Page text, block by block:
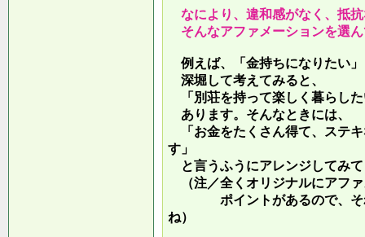
なにより、違和感がなく、抵
そんなアファメーションを選
例えば、「金持ちになりたい
深堀して考えてみると、
「別荘を持って楽しく暮らし
あります。そんなときには、
「お金をたくさん得て、ステ
す」
と言うふうにアレンジしてみ
（注／全くオリジナルにアフ
ポイントがあるので、それ
ね）